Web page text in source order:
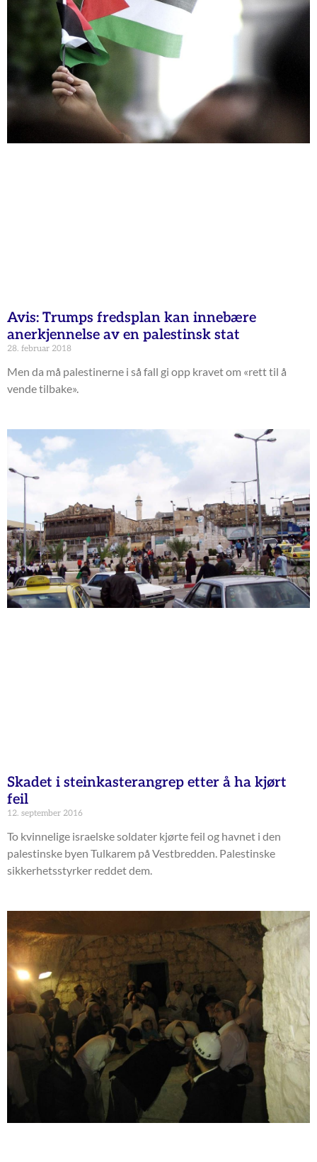
Avis: Trumps fredsplan kan innebære
anerkjennelse av en palestinsk stat
28. februar 2018
Men da må palestinerne i så fall gi opp kravet om «rett til å
vende tilbake».
Skadet i steinkasterangrep etter å ha kjørt
feil
12. september 2016
To kvinnelige israelske soldater kjørte feil og havnet i den
palestinske byen Tulkarem på Vestbredden. Palestinske
sikkerhetsstyrker reddet dem.